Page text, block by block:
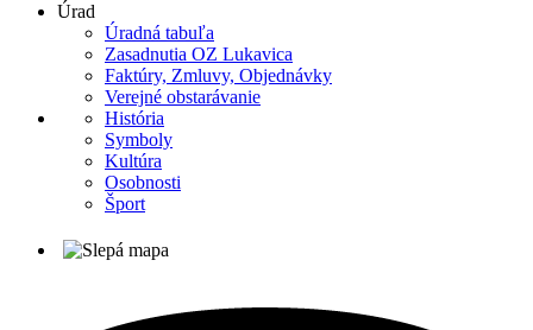
Úrad
Úradná tabuľa
Zasadnutia OZ Lukavica
Faktúry, Zmluvy, Objednávky
Verejné obstarávanie
História
Symboly
Kultúra
Osobnosti
Šport